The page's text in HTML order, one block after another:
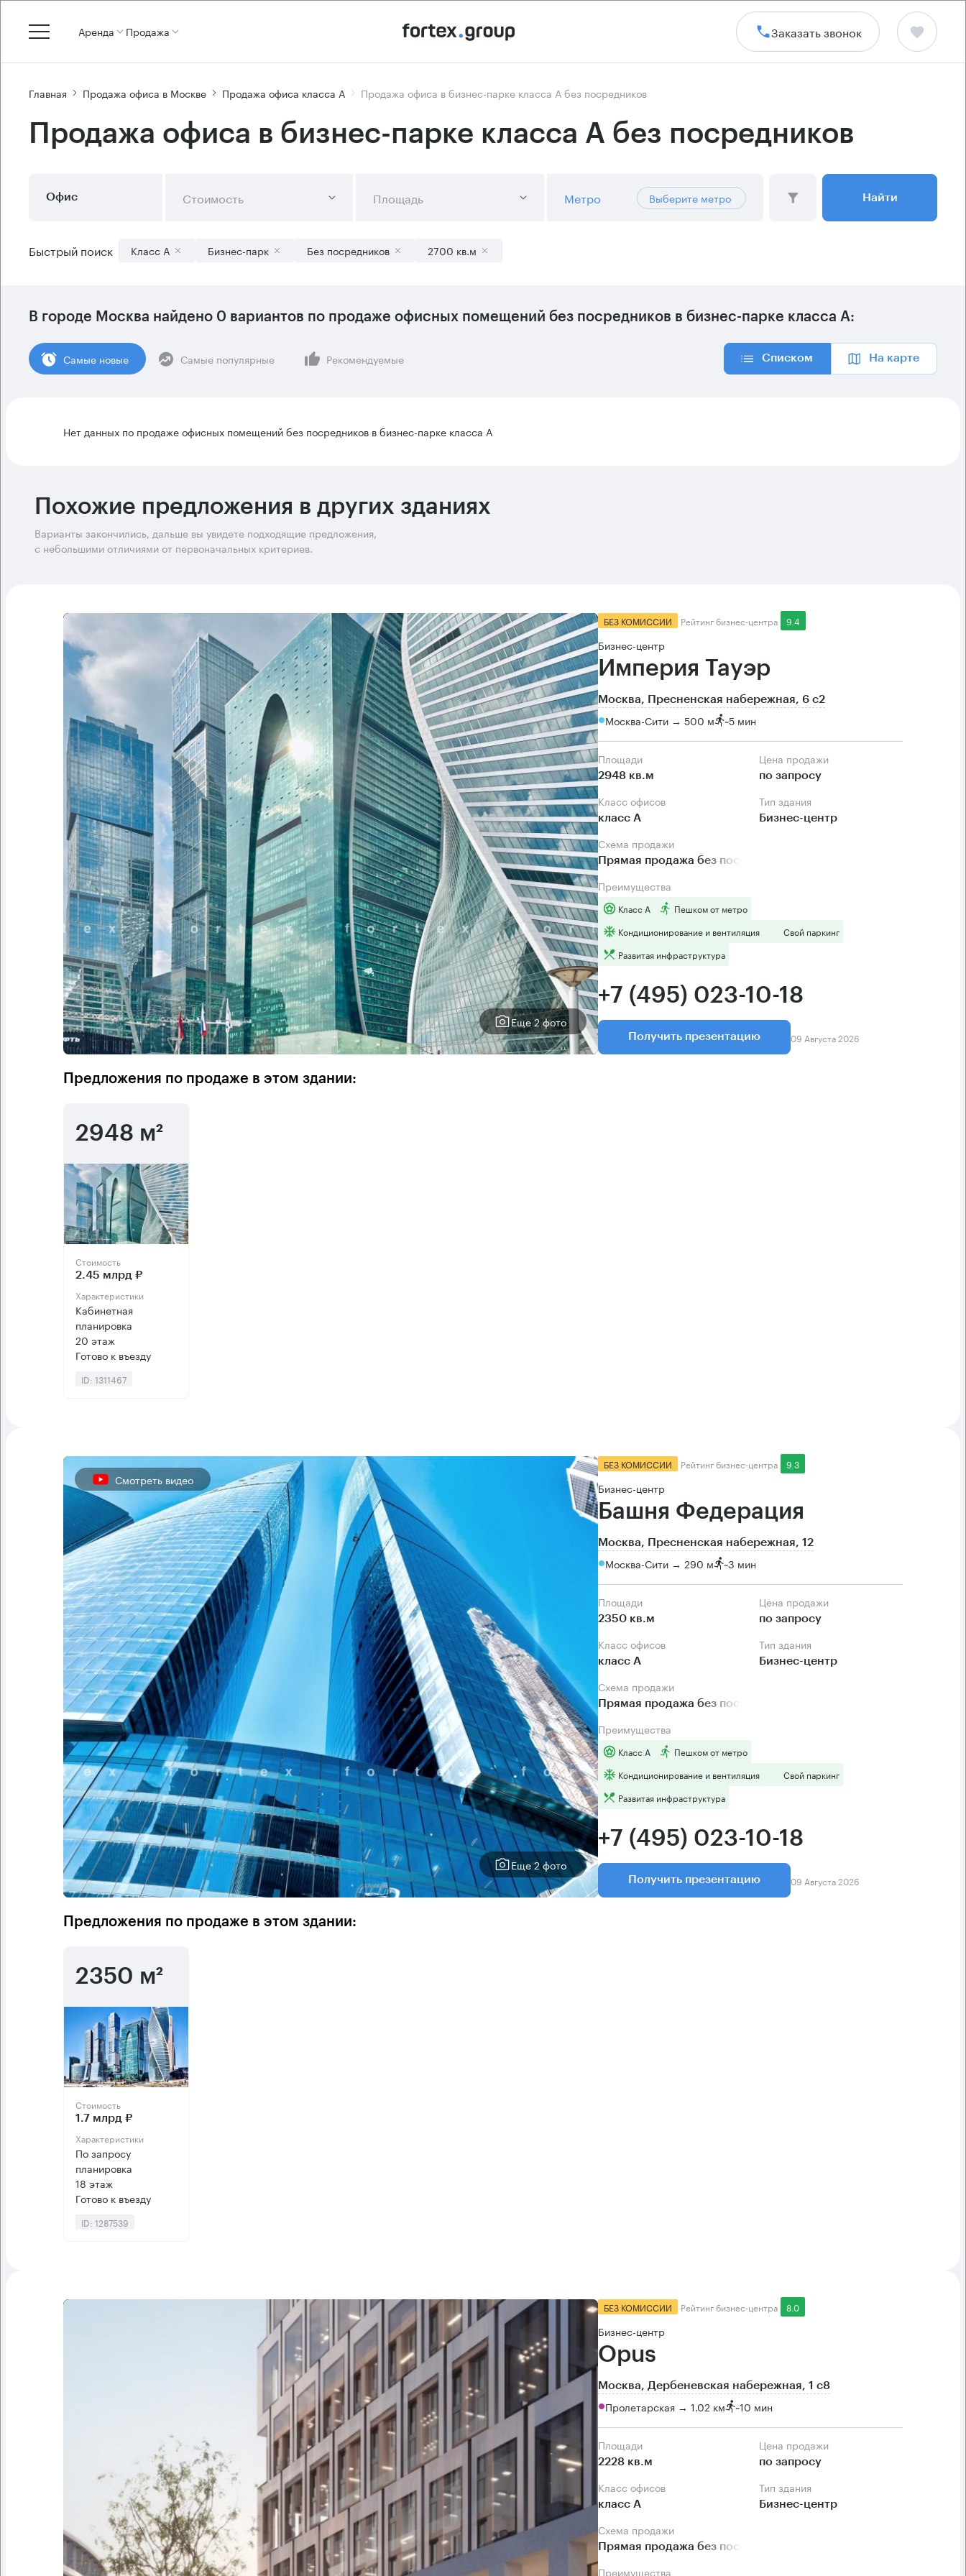
Аренда Продажа Заказать звонок
Главная Продажа офиса в Москве Продажа офиса класса А Продажа офиса в бизнес-парке класса А без посредников
Продажа офиса в бизнес-парке класса А без посредников
Офис Стоимость Площадь Метро Выберите метро Найти
Быстрый поиск Класс А Бизнес-парк Без посредников 2700 кв.м
В городе Москва найдено 0 вариантов по продаже офисных помещений без посредников в бизнес-парке класса А:
Cамые новые Самые популярные Рекомендуемые Списком На карте
Нет данных по продаже офисных помещений без посредников в бизнес-парке класса А
Похожие предложения в других зданиях
Варианты закончились, дальше вы увидете подходящие предложения,
с небольшими отличиями от первоначальных критериев.
Еще 2 фото
БЕЗ КОМИССИИ Рейтинг бизнес-центра 9.4
Бизнес-центр
Империя Тауэр
Москва, Пресненская набережная, 6 с2
Москва-Сити → 500 м ~5 мин
Площади
2948 кв.м
Цена продажи
по запросу
Класс офисов
класс А
Тип здания
Бизнес-центр
Схема продажи
Прямая продажа без посредников
Преимущества
Класс А
Пешком от метро
Кондиционирование и вентиляция
Свой паркинг
Развитая инфраструктура
+7 (495) 023-10-18
Получить презентацию 09 Августа 2026
Предложения по продаже в этом здании:
2948 м²
Стоимость
2.45 млрд ₽
Характеристики
Кабинетная
планировка
20 этаж
Готово к въезду
ID: 1311467
Смотреть видео
Еще 2 фото
БЕЗ КОМИССИИ Рейтинг бизнес-центра 9.3
Бизнес-центр
Башня Федерация
Москва, Пресненская набережная, 12
Москва-Сити → 290 м ~3 мин
Площади
2350 кв.м
Цена продажи
по запросу
Класс офисов
класс А
Тип здания
Бизнес-центр
Схема продажи
Прямая продажа без посредников
Преимущества
Класс А
Пешком от метро
Кондиционирование и вентиляция
Свой паркинг
Развитая инфраструктура
+7 (495) 023-10-18
Получить презентацию 09 Августа 2026
Предложения по продаже в этом здании:
2350 м²
Стоимость
1.7 млрд ₽
Характеристики
По запросу
планировка
18 этаж
Готово к въезду
ID: 1287539
БЕЗ КОМИССИИ Рейтинг бизнес-центра 8.0
Бизнес-центр
Opus
Москва, Дербеневская набережная, 1 с8
Пролетарская → 1.02 км ~10 мин
Площади
2228 кв.м
Цена продажи
по запросу
Класс офисов
класс А
Тип здания
Бизнес-центр
Схема продажи
Прямая продажа без посредников
Преимущества